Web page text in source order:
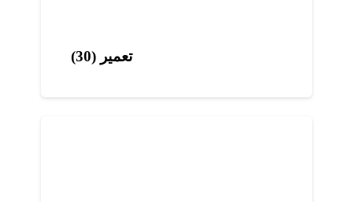
تعمیر (30)